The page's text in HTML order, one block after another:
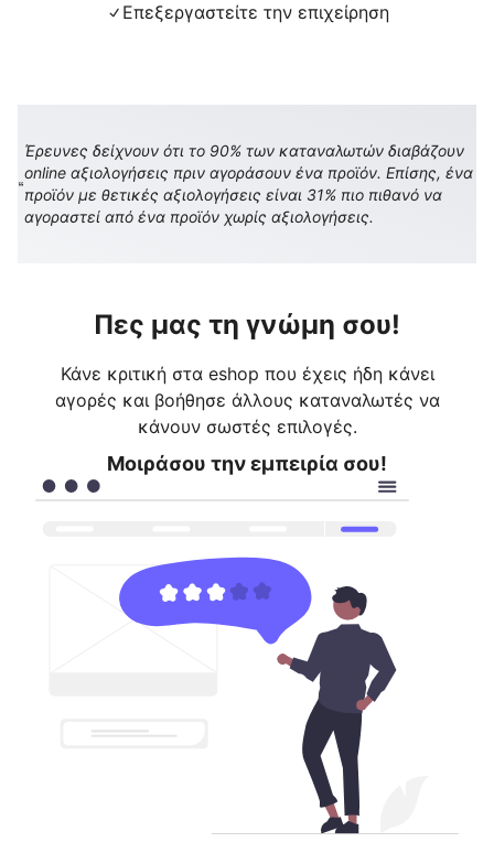
Επεξεργαστείτε την επιχείρηση
Έρευνες δείχνουν ότι το 90% των καταναλωτών διαβάζουν
online αξιολογήσεις πριν αγοράσουν ένα προϊόν. Επίσης, ένα
προϊόν με θετικές αξιολογήσεις είναι 31% πιο πιθανό να
αγοραστεί από ένα προϊόν χωρίς αξιολογήσεις.
Πες μας τη γνώμη σου!
Κάνε κριτική στα eshop που έχεις ήδη κάνει
αγορές και βοήθησε άλλους καταναλωτές να
κάνουν σωστές επιλογές.
Μοιράσου την εμπειρία σου!